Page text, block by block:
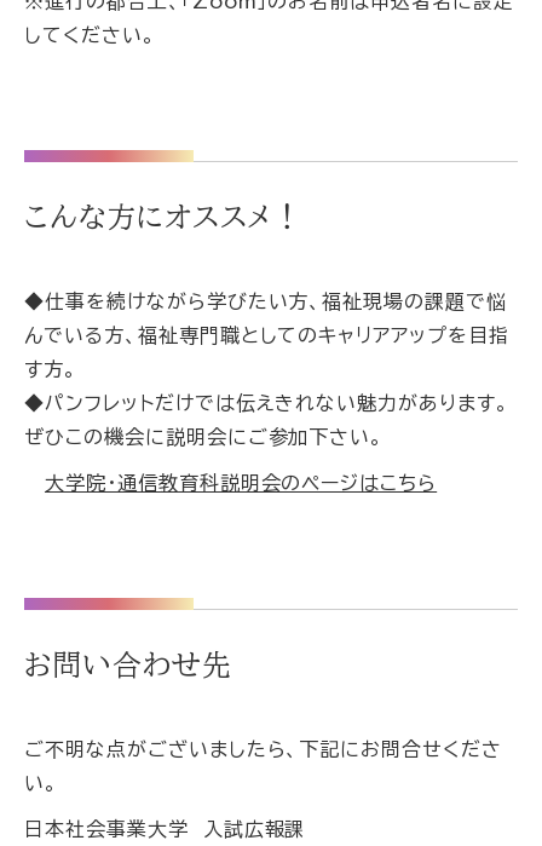
してください。
こんな方にオススメ！
◆仕事を続けながら学びたい方、福祉現場の課題で悩
んでいる方、福祉専門職としてのキャリアアップを目指
す方。
◆パンフレットだけでは伝えきれない魅力があります。
ぜひこの機会に説明会にご参加下さい。
大学院・通信教育科説明会のページはこちら
お問い合わせ先
ご不明な点がございましたら、下記にお問合せくださ
い。
日本社会事業大学 入試広報課